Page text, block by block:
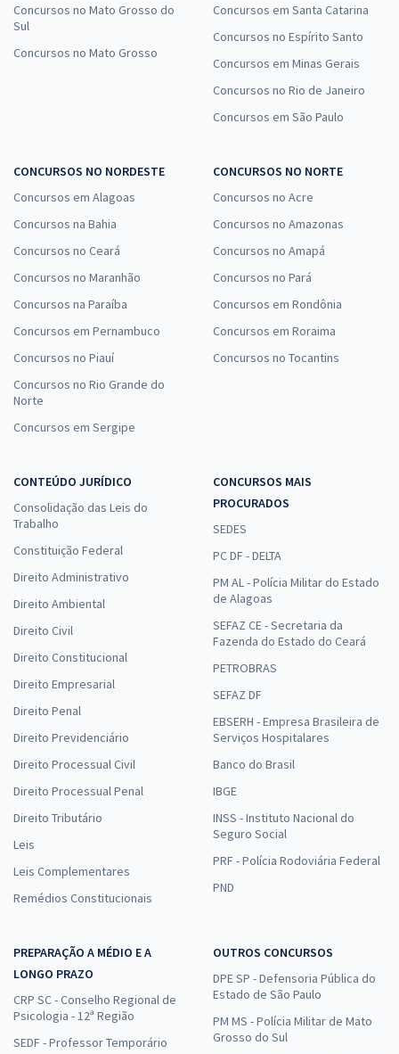
Concursos no Mato Grosso do
Sul
Concursos no Mato Grosso
Concursos em Santa Catarina
Concursos no Espírito Santo
Concursos em Minas Gerais
Concursos no Rio de Janeiro
Concursos em São Paulo
CONCURSOS NO NORDESTE
Concursos em Alagoas
Concursos na Bahia
Concursos no Ceará
Concursos no Maranhão
Concursos na Paraíba
Concursos em Pernambuco
Concursos no Piauí
Concursos no Rio Grande do
Norte
Concursos em Sergipe
CONCURSOS NO NORTE
Concursos no Acre
Concursos no Amazonas
Concursos no Amapá
Concursos no Pará
Concursos em Rondônia
Concursos em Roraima
Concursos no Tocantins
CONTEÚDO JURÍDICO
Consolidação das Leis do
Trabalho
Constituição Federal
Direito Administrativo
Direito Ambiental
Direito Civil
Direito Constitucional
Direito Empresarial
Direito Penal
Direito Previdenciário
Direito Processual Civil
Direito Processual Penal
Direito Tributário
Leis
Leis Complementares
Remédios Constitucionais
CONCURSOS MAIS
PROCURADOS
SEDES
PC DF - DELTA
PM AL - Polícia Militar do Estado
de Alagoas
SEFAZ CE - Secretaria da
Fazenda do Estado do Ceará
PETROBRAS
SEFAZ DF
EBSERH - Empresa Brasileira de
Serviços Hospitalares
Banco do Brasil
IBGE
INSS - Instituto Nacional do
Seguro Social
PRF - Polícia Rodoviária Federal
PND
PREPARAÇÃO A MÉDIO E A
LONGO PRAZO
CRP SC - Conselho Regional de
Psicologia - 12ª Região
SEDF - Professor Temporário
OUTROS CONCURSOS
DPE SP - Defensoria Pública do
Estado de São Paulo
PM MS - Polícia Militar de Mato
Grosso do Sul